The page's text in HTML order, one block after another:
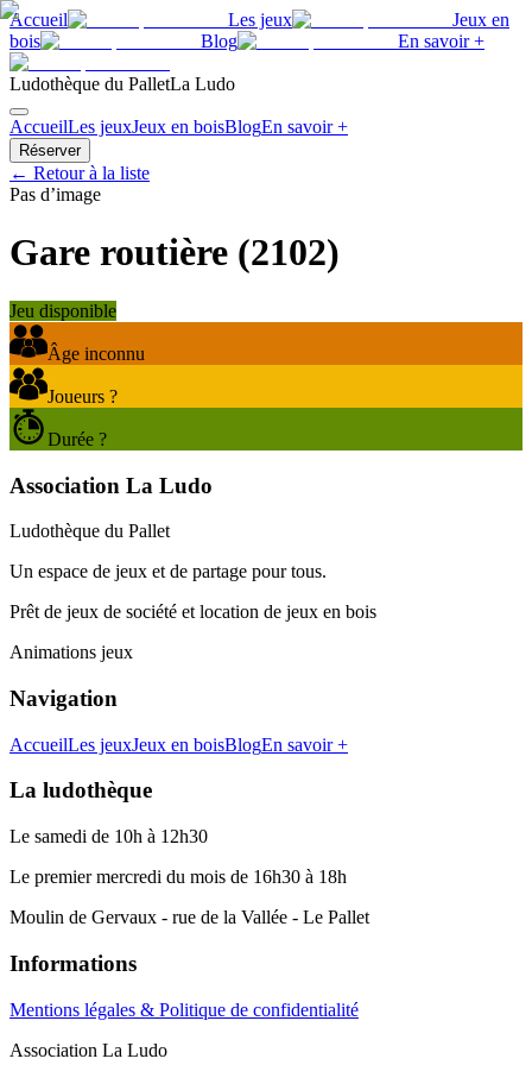
Accueil Les jeux
Jeux en
bois
Blog En savoir +
Ludothèque du PalletLa Ludo
AccueilLes jeuxJeux en boisBlogEn savoir +
Réserver
← Retour à la liste
Pas d’image
Gare routière (2102)
Jeu disponible
Âge inconnu
Joueurs ?
Durée ?
Association La Ludo
Ludothèque du Pallet
Un espace de jeux et de partage pour tous.
Prêt de jeux de société et location de jeux en bois
Animations jeux
Navigation
AccueilLes jeuxJeux en boisBlogEn savoir +
La ludothèque
Le samedi de 10h à 12h30
Le premier mercredi du mois de 16h30 à 18h
Moulin de Gervaux - rue de la Vallée - Le Pallet
Informations
Mentions légales & Politique de confidentialité
Association La Ludo